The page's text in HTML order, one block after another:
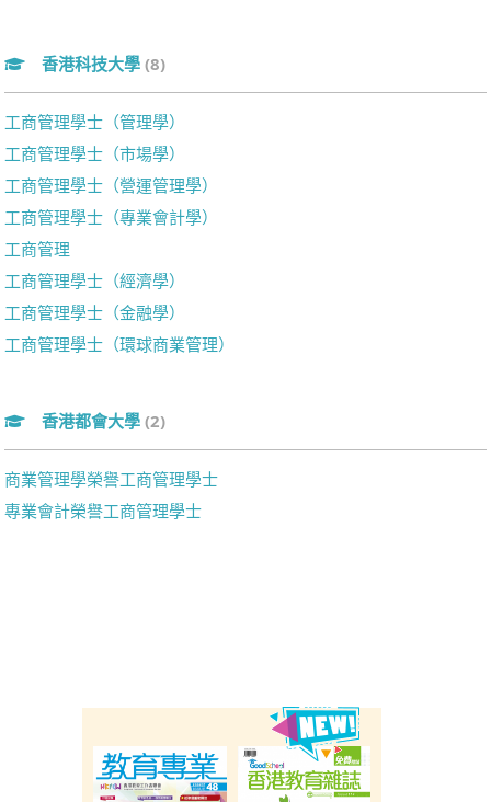
香港科技大學 (8)
工商管理學士（管理學）
工商管理學士（市場學）
工商管理學士（營運管理學）
工商管理學士（專業會計學）
工商管理
工商管理學士（經濟學）
工商管理學士（金融學）
工商管理學士（環球商業管理）
香港都會大學 (2)
商業管理學榮譽工商管理學士
專業會計榮譽工商管理學士